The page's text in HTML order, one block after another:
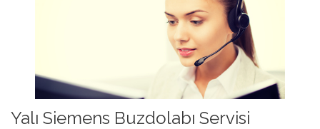
Yalı Siemens Buzdolabı Servisi